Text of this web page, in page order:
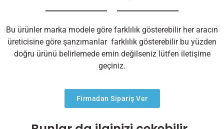
Bu ürünler marka modele göre farklılık gösterebilir her aracın
üreticisine göre şanzımanlar farklılık gösterebilir bu yüzden
doğru ürünü belirlemede emin değilseniz lütfen iletişime
geçiniz.
Firmadan Sipariş Ver